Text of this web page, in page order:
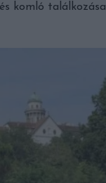
és komló találkozása